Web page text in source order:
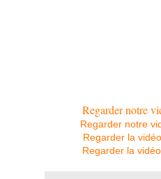
Regarder notre
Regarder notre
Regarder la
Regarder la